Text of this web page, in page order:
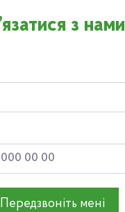
з нами
Передзвоніть мені